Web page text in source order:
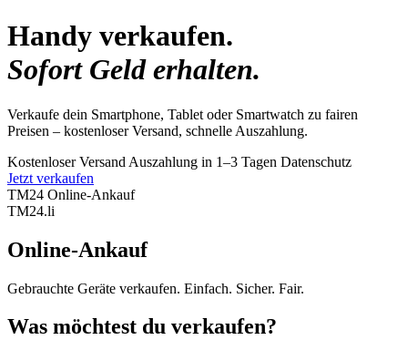
Handy verkaufen.
Sofort Geld erhalten.
Verkaufe dein Smartphone, Tablet oder Smartwatch zu fairen
Preisen – kostenloser Versand, schnelle Auszahlung.
Kostenloser Versand Auszahlung in 1–3 Tagen Datenschutz
Jetzt verkaufen
TM24 Online-Ankauf
TM24.li
Online-Ankauf
Gebrauchte Geräte verkaufen. Einfach. Sicher. Fair.
Was möchtest du verkaufen?